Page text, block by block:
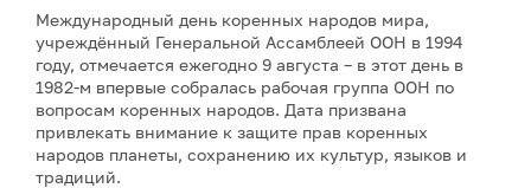
Международный день коренных народов мира,
учреждённый Генеральной Ассамблеей ООН в 1994
году, отмечается ежегодно 9 августа – в этот день в
1982-м впервые собралась рабочая группа ООН по
вопросам коренных народов. Дата призвана
привлекать внимание к защите прав коренных
народов планеты, сохранению их культур, языков и
традиций.